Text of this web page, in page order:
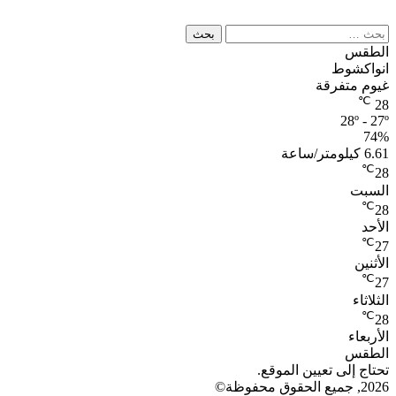
البحث
عن:
الطقس
انواكشوط
غيوم متفرقة
28
℃
28º - 27º
74%
6.61 كيلومتر/ساعة
28
℃
السبت
28
℃
الأحد
27
℃
الأثنين
27
℃
الثلاثاء
28
℃
الأربعاء
الطقس
تحتاج إلى تعيين الموقع.
2026, جميع الحقوق محفوظة©